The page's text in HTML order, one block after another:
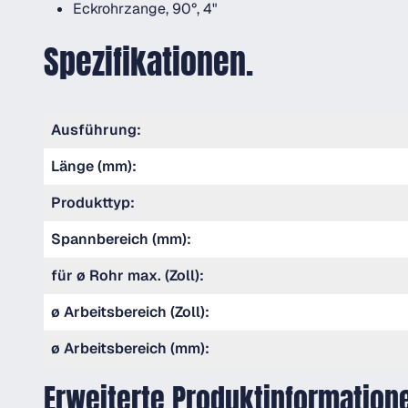
Eckrohrzange, 90°, 4"
Spezifikationen.
Ausführung:
Länge (mm):
Produkttyp:
Spannbereich (mm):
für ø Rohr max. (Zoll):
ø Arbeitsbereich (Zoll):
ø Arbeitsbereich (mm):